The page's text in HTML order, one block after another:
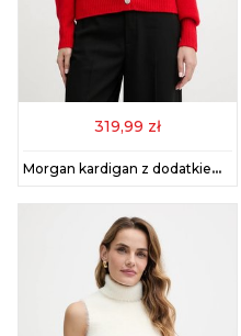
319,99 zł
Morgan kardigan z dodatkiem wełny damski kolor czerwony MGOJI